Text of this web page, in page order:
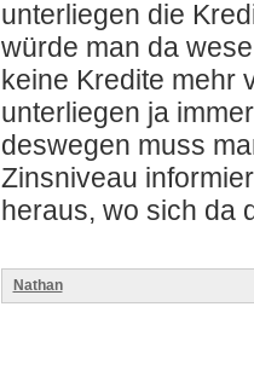
unterliegen die
würde man da
keine Kredite mehr
unterliegen ja
deswegen muss
Zinsniveau
heraus, wo sich da
Nathan